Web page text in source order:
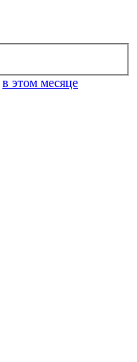
в этом месяце